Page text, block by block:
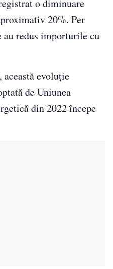
o diminuare
20%. Per
au redus importurile cu
evoluție
de Uniunea
din 2022 începe